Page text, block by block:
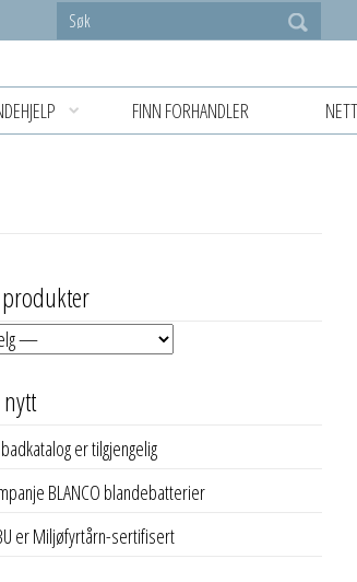
FINN FORHANDLER
er tilgjengelig
BLANCO blandebatterier
er Miljøfyrtårn-sertifisert